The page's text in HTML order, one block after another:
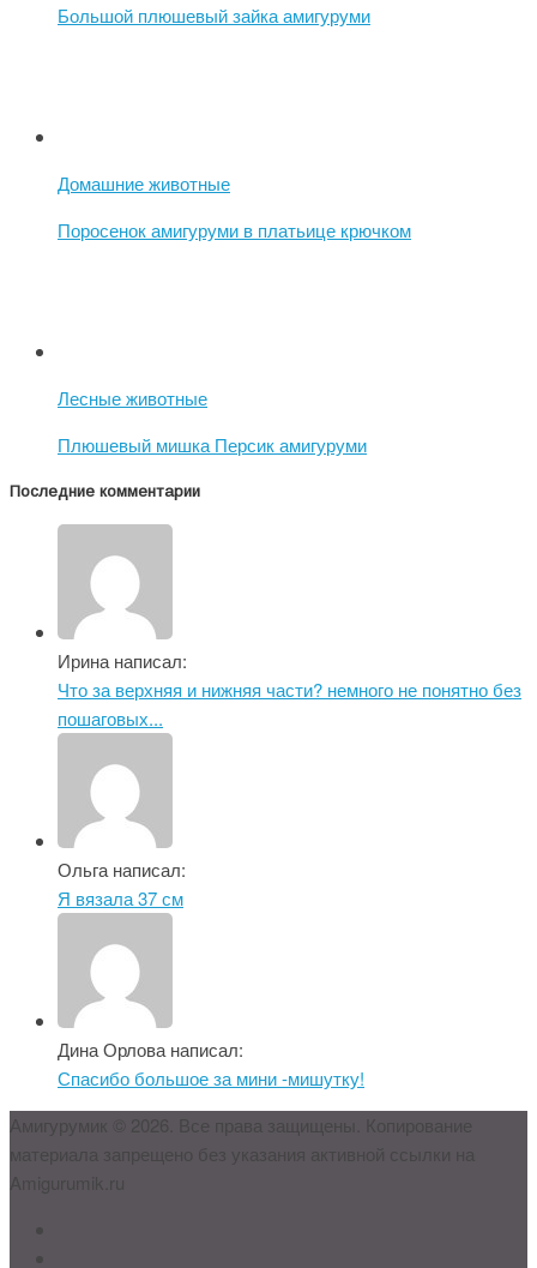
Большой плюшевый зайка амигуруми
Домашние животные
Поросенок амигуруми в платьице крючком
Лесные животные
Плюшевый мишка Персик амигуруми
Последние комментарии
Ирина написал:
Что за верхняя и нижняя части? немного не понятно без
пошаговых...
Ольга написал:
Я вязала 37 см
Дина Орлова написал:
Спасибо большое за мини -мишутку!
Амигурумик © 2026. Все права защищены. Копирование
материала запрещено без указания активной ссылки на
Amigurumik.ru